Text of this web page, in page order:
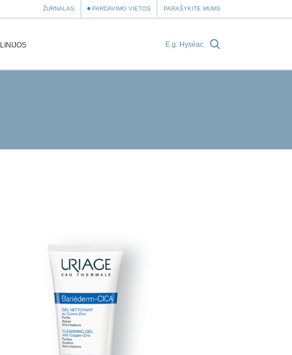
ŽURNALAS PARDAVIMO VIETOS PARAŠYKITE MUMS
LINIJOS